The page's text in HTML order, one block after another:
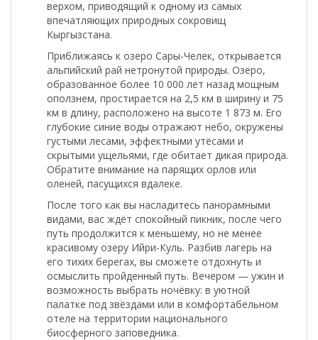
верхом, приводящий к одному из самых
впечатляющих природных сокровищ
Кыргызстана.
Приближаясь к озеро Сары-Челек, открывается
альпийский рай нетронутой природы. Озеро,
образованное более 10 000 лет назад мощным
оползнем, простирается на 2,5 км в ширину и 75
км в длину, расположено на высоте 1 873 м. Его
глубокие синие воды отражают небо, окружены
густыми лесами, эффектными утёсами и
скрытыми ущельями, где обитает дикая природа.
Обратите внимание на парящих орлов или
оленей, пасущихся вдалеке.
После того как вы насладитесь панорамными
видами, вас ждёт спокойный пикник, после чего
путь продолжится к меньшему, но не менее
красивому озеру Ийри-Куль. Разбив лагерь на
его тихих берегах, вы сможете отдохнуть и
осмыслить пройденный путь. Вечером — ужин и
возможность выбрать ночёвку: в уютной
палатке под звёздами или в комфортабельном
отеле на территории национального
биосферного заповедника.